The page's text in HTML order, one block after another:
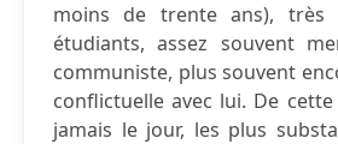
moins de trente ans), très
étudiants, assez souvent
communiste, plus souvent
conflictuelle avec lui. De
jamais le jour, les plus